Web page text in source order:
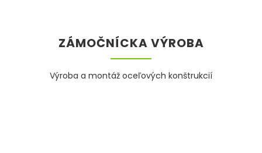
ZÁMOČNÍCKA VÝROBA
Výroba a montáž oceľových konštrukcií